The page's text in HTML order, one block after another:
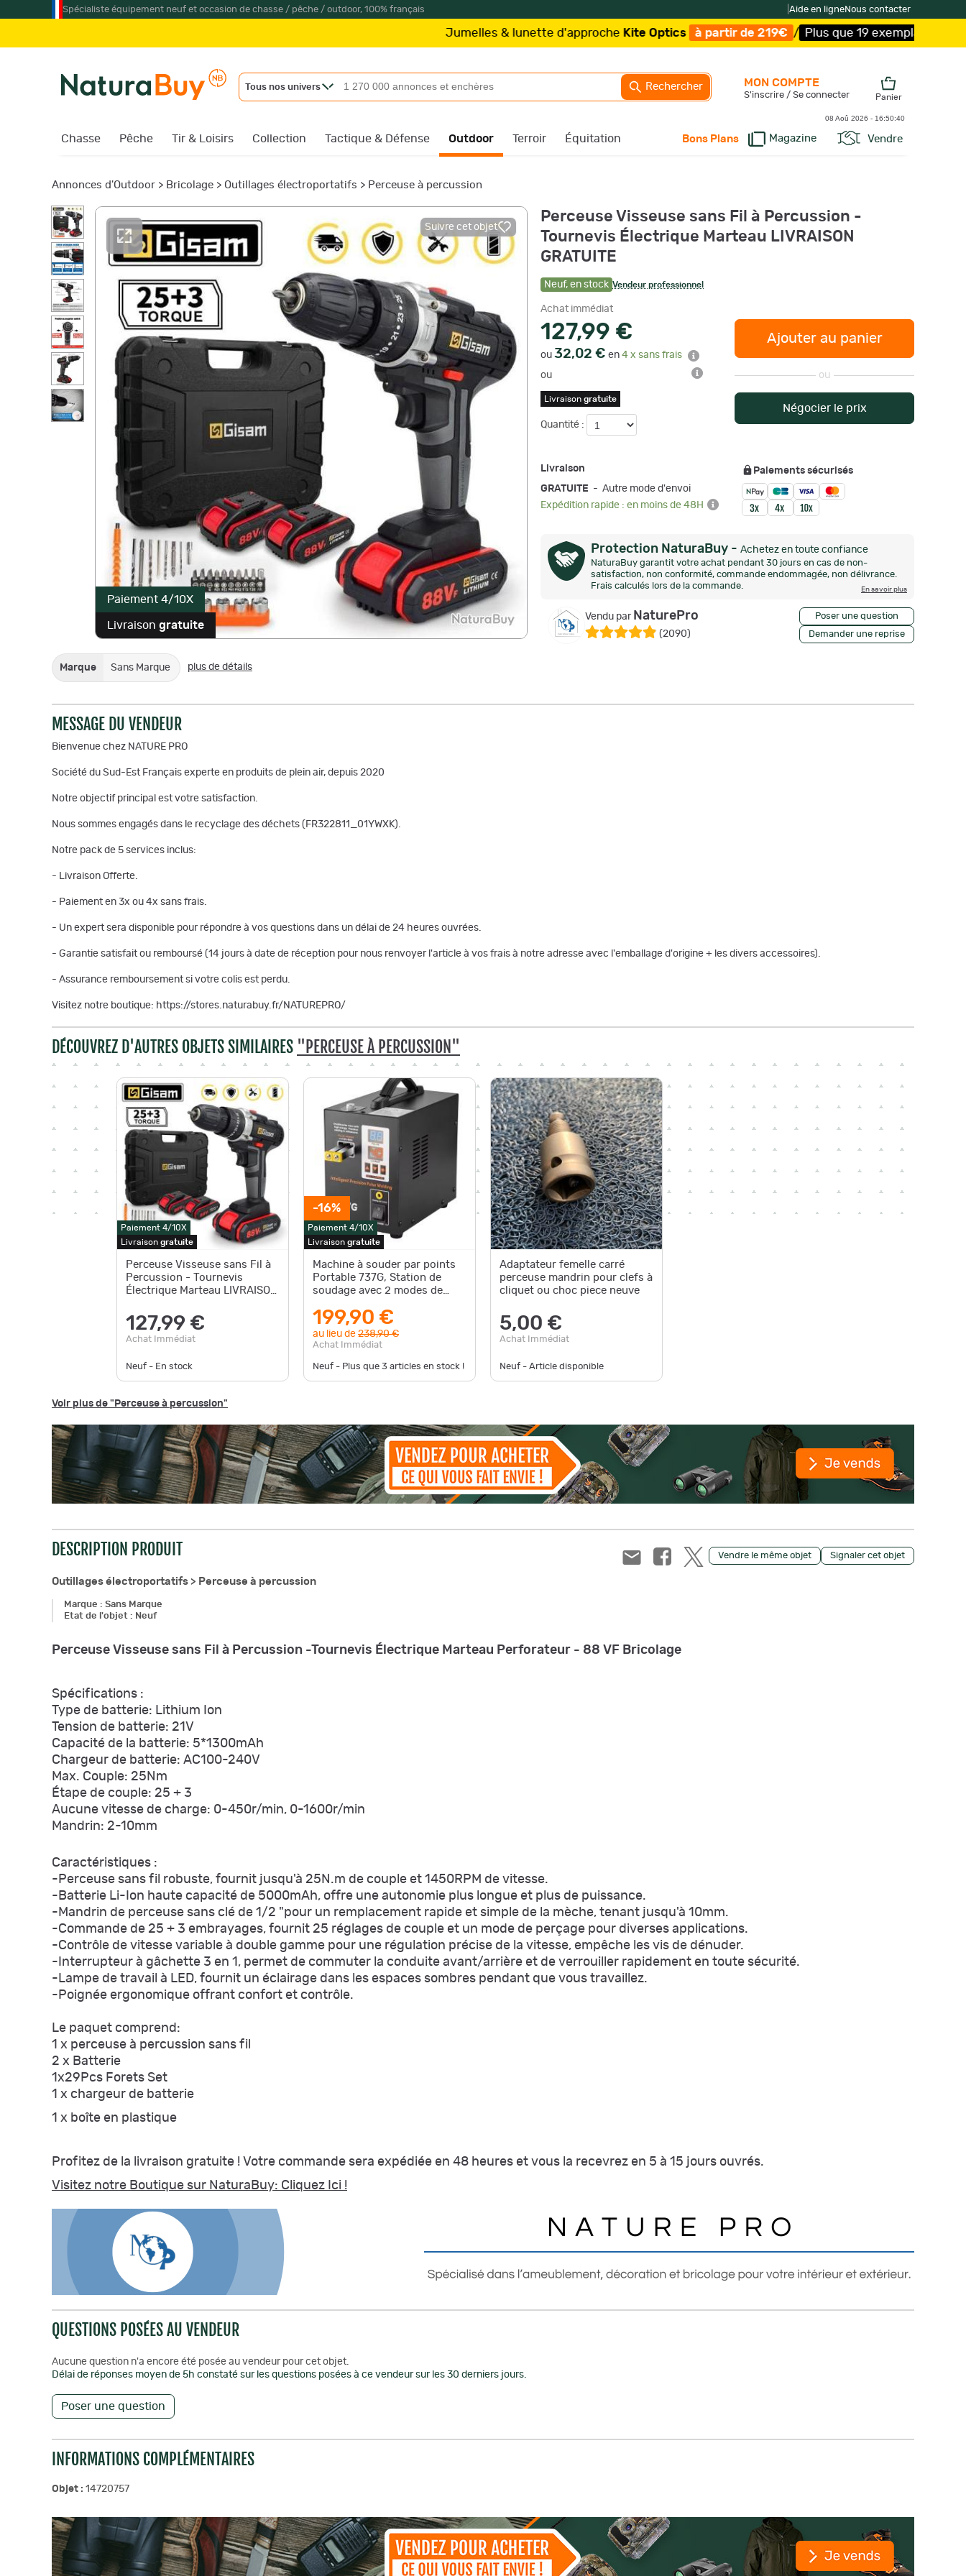
Spécialiste équipement neuf et occasion de chasse / pêche / outdoor, 100% français Aide en ligneNous contacter
Jumelles & lunette d'approcheKite Optics à partir de 219€ / Plus que 19 exemplaires ! / Livraison
Tous nos univers Rechercher
Chasse Pêche Tir & Loisirs Collection Tactique & Défense Outdoor Terroir Équitation Bons Plans Magazine Vendre
MON COMPTE
S'inscrire / Se connecter Panier
08 Aoû 2026 - 16:50:41
Annonces d'Outdoor > Bricolage > Outillages électroportatifs > Perceuse à percussion
Paiement 4/10X
Livraison gratuite
Suivre cet objet
Marque Sans Marque plus de détails
Perceuse Visseuse sans Fil à Percussion -
Tournevis Électrique Marteau LIVRAISON
GRATUITE
Neuf, en stock Vendeur professionnel
Achat immédiat
127,99 €
ou 32,02 € en 4 x sans frais
ou
Livraison gratuite
Quantité :
Ajouter au panier
ou
Négocier le prix
Livraison
GRATUITE - Autre mode d'envoi
Expédition rapide : en moins de 48H
Paiements sécurisés
Protection NaturaBuy - Achetez en toute confiance
NaturaBuy garantit votre achat pendant 30 jours en cas de non-
satisfaction, non conformité, commande endommagée, non délivrance.
Frais calculés lors de la commande.
En savoir plus
Vendu par NaturePro
(2090) Demander une reprise
Poser une question
MESSAGE DU VENDEUR
Bienvenue chez NATURE PRO
Société du Sud-Est Français experte en produits de plein air, depuis 2020
Notre objectif principal est votre satisfaction.
Nous sommes engagés dans le recyclage des déchets (FR322811_01YWXK).
Notre pack de 5 services inclus:
- Livraison Offerte.
- Paiement en 3x ou 4x sans frais.
- Un expert sera disponible pour répondre à vos questions dans un délai de 24 heures ouvrées.
- Garantie satisfait ou remboursé (14 jours à date de réception pour nous renvoyer l'article à vos frais à notre adresse avec l'emballage d'origine + les divers accessoires).
- Assurance remboursement si votre colis est perdu.
Visitez notre boutique: https://stores.naturabuy.fr/NATUREPRO/
DÉCOUVREZ D'AUTRES OBJETS SIMILAIRES "PERCEUSE À PERCUSSION"
Paiement 4/10X
Livraison gratuite
Perceuse Visseuse sans Fil à
Percussion - Tournevis
Électrique Marteau LIVRAISON
127,99 €
Achat Immédiat
Neuf - En stock
-16%
Paiement 4/10X
Livraison gratuite
Machine à souder par points
Portable 737G, Station de
soudage avec 2 modes de
199,90 €
au lieu de 238,90 €
Achat Immédiat
Neuf - Plus que 3 articles en stock !
Adaptateur femelle carré
perceuse mandrin pour clefs à
cliquet ou choc piece neuve
5,00 €
Achat Immédiat
Neuf - Article disponible
Voir plus de "Perceuse à percussion"
Vendre le même objet Signaler cet objet
DESCRIPTION PRODUIT
Outillages électroportatifs > Perceuse à percussion
Marque : Sans Marque
Etat de l'objet : Neuf
Perceuse Visseuse sans Fil à Percussion -Tournevis Électrique Marteau Perforateur - 88 VF Bricolage
Spécifications :
Type de batterie: Lithium Ion
Tension de batterie: 21V
Capacité de la batterie: 5*1300mAh
Chargeur de batterie: AC100-240V
Max. Couple: 25Nm
Étape de couple: 25 + 3
Aucune vitesse de charge: 0-450r/min, 0-1600r/min
Mandrin: 2-10mm
Caractéristiques :
-Perceuse sans fil robuste, fournit jusqu'à 25N.m de couple et 1450RPM de vitesse.
-Batterie Li-Ion haute capacité de 5000mAh, offre une autonomie plus longue et plus de puissance.
-Mandrin de perceuse sans clé de 1/2 "pour un remplacement rapide et simple de la mèche, tenant jusqu'à 10mm.
-Commande de 25 + 3 embrayages, fournit 25 réglages de couple et un mode de perçage pour diverses applications.
-Contrôle de vitesse variable à double gamme pour une régulation précise de la vitesse, empêche les vis de dénuder.
-Interrupteur à gâchette 3 en 1, permet de commuter la conduite avant/arrière et de verrouiller rapidement en toute sécurité.
-Lampe de travail à LED, fournit un éclairage dans les espaces sombres pendant que vous travaillez.
-Poignée ergonomique offrant confort et contrôle.
Le paquet comprend:
1 x perceuse à percussion sans fil
2 x Batterie
1x29Pcs Forets Set
1 x chargeur de batterie
1 x boîte en plastique
Profitez de la livraison gratuite ! Votre commande sera expédiée en 48 heures et vous la recevrez en 5 à 15 jours ouvrés.
Visitez notre Boutique sur NaturaBuy: Cliquez Ici !
QUESTIONS POSÉES AU VENDEUR
Aucune question n'a encore été posée au vendeur pour cet objet.
Délai de réponses moyen de 5h constaté sur les questions posées à ce vendeur sur les 30 derniers jours.
Poser une question
INFORMATIONS COMPLÉMENTAIRES
Objet : 14720757